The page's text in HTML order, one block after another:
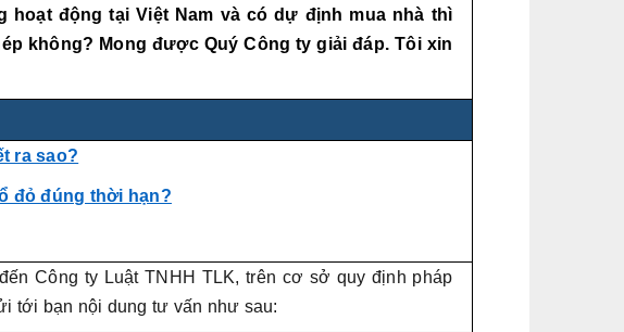
động tại Việt Nam và có dự định mua nhà thì
không? Mong được Quý Công ty giải đáp. Tôi xin
ra sao?
đỏ đúng thời hạn?
Công ty Luật TNHH TLK, trên cơ sở quy định pháp
tới bạn nội dung tư vấn như sau: